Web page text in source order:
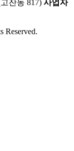
잔동 817) 사업자
Reserved.